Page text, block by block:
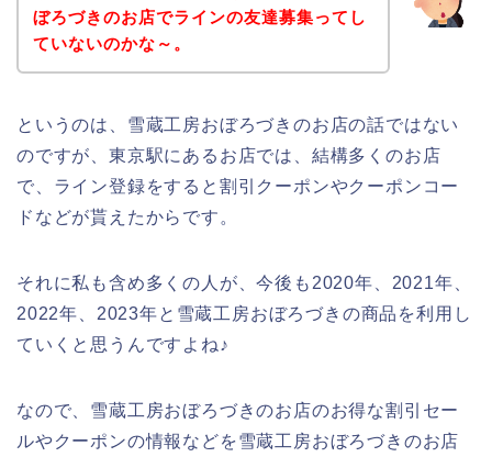
ぼろづきのお店でラインの友達募集ってし
ていないのかな～。
というのは、雪蔵工房おぼろづきのお店の話ではない
のですが、東京駅にあるお店では、結構多くのお店
で、ライン登録をすると割引クーポンやクーポンコー
ドなどが貰えたからです。
それに私も含め多くの人が、今後も2020年、2021年、
2022年、2023年と雪蔵工房おぼろづきの商品を利用し
ていくと思うんですよね♪
なので、雪蔵工房おぼろづきのお店のお得な割引セー
ルやクーポンの情報などを雪蔵工房おぼろづきのお店